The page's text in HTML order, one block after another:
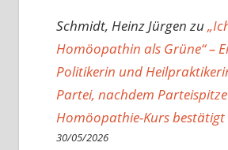
Schmidt, Heinz Jürgenzu
Homöopathin als Grüne“ –
Politikerin und
Partei, nachdem
Homöopathie-Kurs
30/05/2026